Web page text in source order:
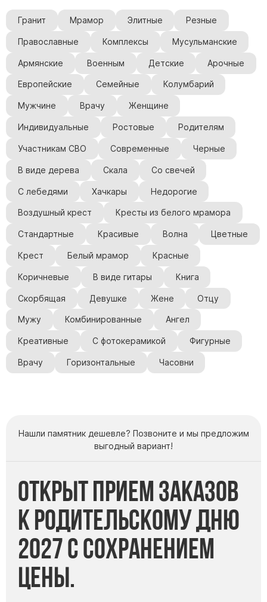
Гранит Мрамор Элитные Резные
Православные Комплексы Мусульманские
Армянские Военным Детские Арочные
Европейские Семейные Колумбарий
Мужчине Врачу Женщине
Индивидуальные Ростовые Родителям
Участникам СВО Современные Черные
В виде дерева Скала Со свечей
С лебедями Хачкары Недорогие
Воздушный крест Кресты из белого мрамора
Стандартные Красивые Волна Цветные
Крест Белый мрамор Красные
Коричневые В виде гитары Книга
Скорбящая Девушке Жене Отцу
Мужу Комбинированные Ангел
Креативные С фотокерамикой Фигурные
Врачу Горизонтальные Часовни
Нашли памятник дешевле? Позвоните и мы предложим
выгодный вариант!
Открыт прием заказов
к Родительскому дню
2027 с сохранением
цены.